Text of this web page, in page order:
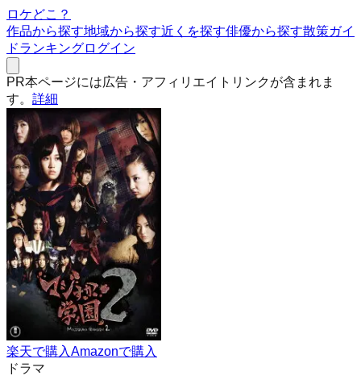
ロケどこ？
作品から探す地域から探す近くを探す俳優から探す散策ガイ
ドランキングログイン
PR本ページには広告・アフィリエイトリンクが含まれま
す。 詳細
楽天で購入Amazonで購入
ドラマ